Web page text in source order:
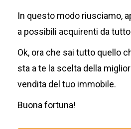
In questo modo riusciamo,
a possibili acquirenti da
Ok, ora che sai tutto quello
sta a te la scelta della
vendita del tuo immobile.
Buona fortuna!